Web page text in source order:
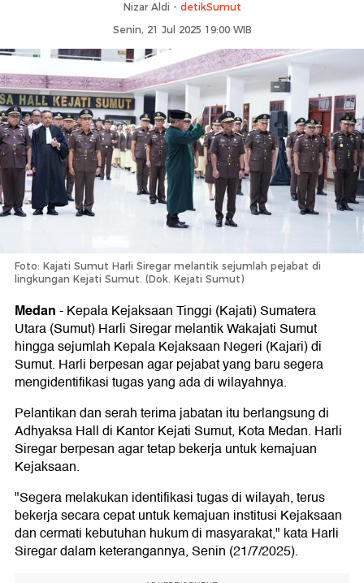
Nizar Aldi - detikSumut
Senin, 21 Jul 2025 19:00 WIB
Foto: Kajati Sumut Harli Siregar melantik sejumlah pejabat di
lingkungan Kejati Sumut. (Dok. Kejati Sumut)
Medan-Kepala Kejaksaan Tinggi (Kajati) Sumatera
Utara (Sumut) Harli Siregar melantik Wakajati Sumut
hingga sejumlah Kepala Kejaksaan Negeri (Kajari) di
Sumut. Harli berpesan agar pejabat yang baru segera
mengidentifikasi tugas yang ada di wilayahnya.
Pelantikan dan serah terima jabatan itu berlangsung di
Adhyaksa Hall di Kantor Kejati Sumut, Kota Medan. Harli
Siregar berpesan agar tetap bekerja untuk kemajuan
Kejaksaan.
"Segera melakukan identifikasi tugas di wilayah, terus
bekerja secara cepat untuk kemajuan institusi Kejaksaan
dan cermati kebutuhan hukum di masyarakat," kata Harli
Siregar dalam keterangannya, Senin (21/7/2025).